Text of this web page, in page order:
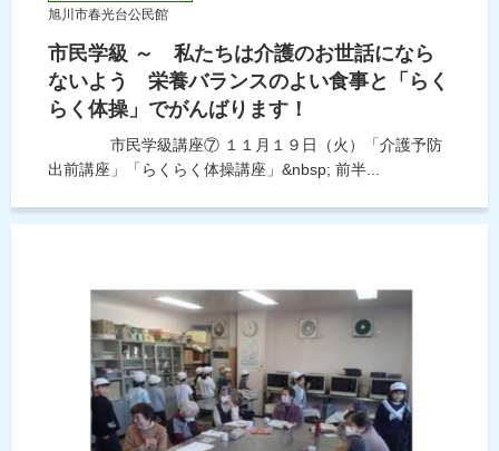
旭川市春光台公民館
市民学級 ～ 私たちは介護のお世話になら
ないよう 栄養バランスのよい食事と「らく
らく体操」でがんばります！
市民学級講座⑦ １１月１９日（火）「介護予防
出前講座」「らくらく体操講座」&nbsp; 前半...